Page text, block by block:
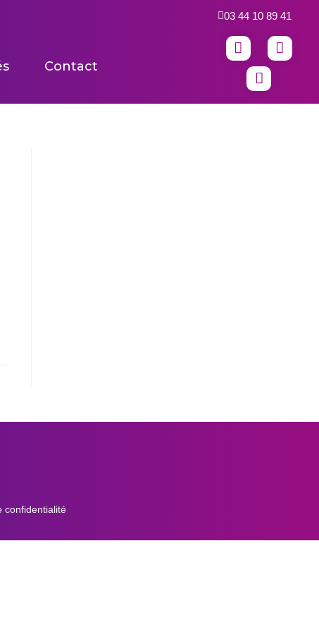
03 44 10 89 41
Contact
confidentialité